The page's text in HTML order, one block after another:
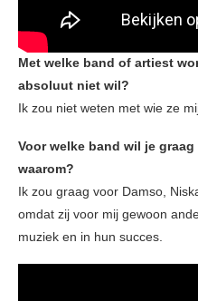
Met welke band of artiest
absoluut niet wil?
Ik zou niet weten met wie ze
Voor welke band wil je
waarom?
Ik zou graag voor Damso,
omdat zij voor mij gewoon
muziek en in hun succes.